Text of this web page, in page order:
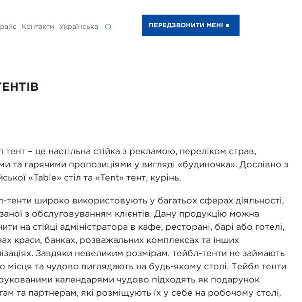
Контакти Українська ПЕРЕДЗВОНИТИ МЕНІ
тент – це настільна стійка з рекламою, переліком страв,
та гарячими пропозиціями у вигляді «будиночка». Дослівно з
«Table» стіл та «Tent» тент, курінь.
тенти широко використовують у багатьох сферах діяльності,
з обслуговуванням клієнтів. Дану продукцію можна
на стійці адміністратора в кафе, ресторані, барі або готелі,
краси, банках, розважальних комплексах та інших
Завдяки невеликим розмірам, тейбл-тенти не займають
місця та чудово виглядають на будь-якому столі. Тейбл тенти
календарями чудово підходять як подарунок
та партнерам, які розміщують їх у себе на робочому столі,